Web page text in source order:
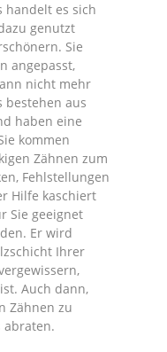
handelt es sich
genutzt
Sie
angepasst,
nicht mehr
bestehen aus
haben eine
kommen
Zähnen zum
Fehlstellungen
Hilfe kaschiert
Sie geeignet
Er wird
Ihrer
Auch dann,
Zähnen zu
abraten.